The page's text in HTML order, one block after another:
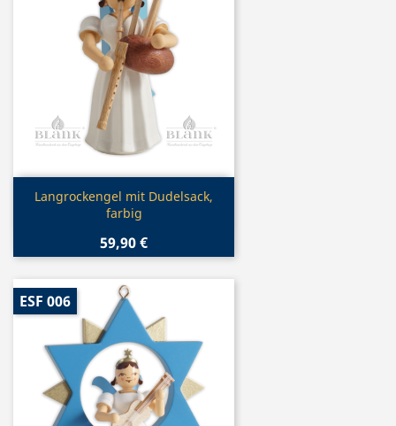
Vorschau
Langrockengel mit Dudelsack,
farbig
59,90 €
ESF 006